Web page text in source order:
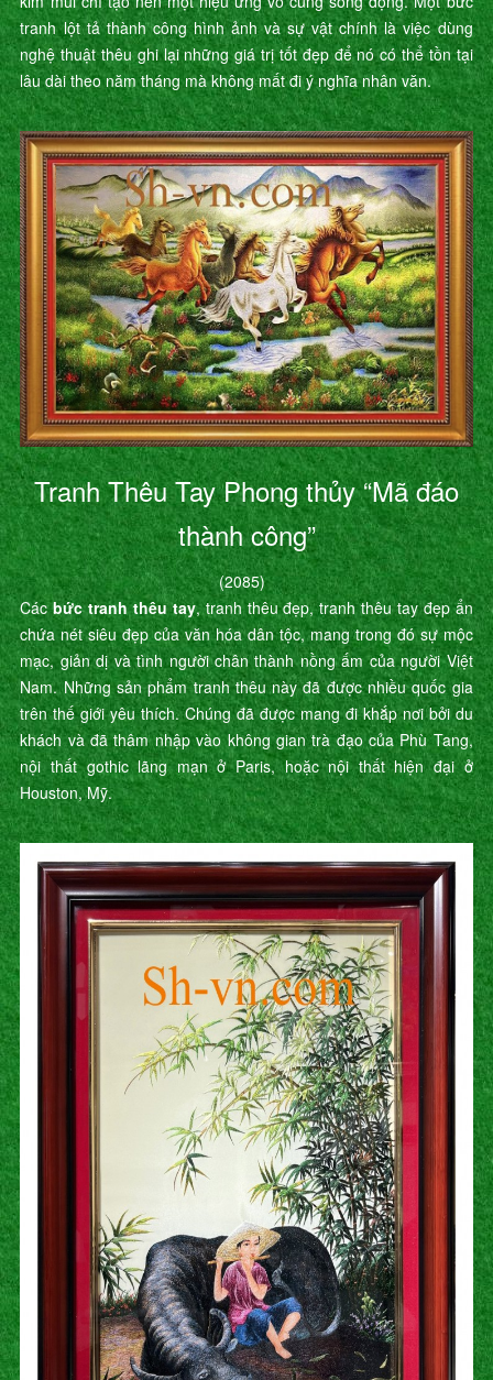
tranh lột tả thành công hình ảnh và sự vật chính là việc dùng
nghệ thuật thêu ghi lại những giá trị tốt đẹp để nó có thể tồn tại
lâu dài theo năm tháng mà không mất đi ý nghĩa nhân văn.
Tranh Thêu Tay Phong thủy “Mã đáo
thành công”
(2085)
Cácbức tranh thêu tay, tranh thêu đẹp, tranh thêu tay đẹp ẩn
chứa nét siêu đẹp của văn hóa dân tộc, mang trong đó sự mộc
mạc, giản dị và tình người chân thành nồng ấm của người Việt
Nam. Những sản phẩm tranh thêu này đã được nhiều quốc gia
trên thế giới yêu thích. Chúng đã được mang đi khắp nơi bởi du
khách và đã thâm nhập vào không gian trà đạo của Phù Tang,
nội thất gothic lãng mạn ở Paris, hoặc nội thất hiện đại ở
Houston, Mỹ.